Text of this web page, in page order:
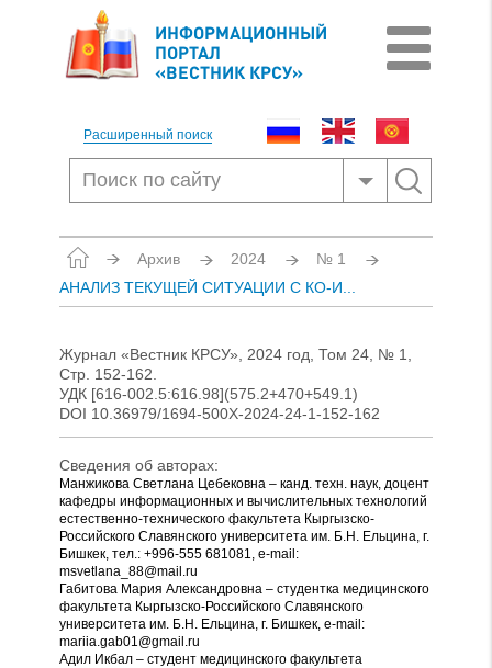
ИНФОРМАЦИОННЫЙ
ПОРТАЛ
«ВЕСТНИК КРСУ»
Расширенный поиск
Архив 2024
№ 1
АНАЛИЗ ТЕКУЩЕЙ СИТУАЦИИ С КО-И...
Журнал «Вестник КРСУ», 2024 год, Том 24, № 1,
Стр. 152-162.
УДК [616-002.5:616.98](575.2+470+549.1)
DOI 10.36979/1694-500X-2024-24-1-152-162
Сведения об авторах:
Манжикова Светлана Цебековна – канд. техн. наук, доцент
кафедры информационных и вычислительных технологий
естественно-технического факультета Кыргызско-
Российского Славянского университета им. Б.Н. Ельцина, г.
Бишкек, тел.: +996-555 681081, e-mail:
msvetlana_88@mail.ru
Габитова Мария Александровна – студентка медицинского
факультета Кыргызско-Российского Славянского
университета им. Б.Н. Ельцина, г. Бишкек, e-mail:
mariia.gab01@gmail.ru
Адил Икбал – студент медицинского факультета